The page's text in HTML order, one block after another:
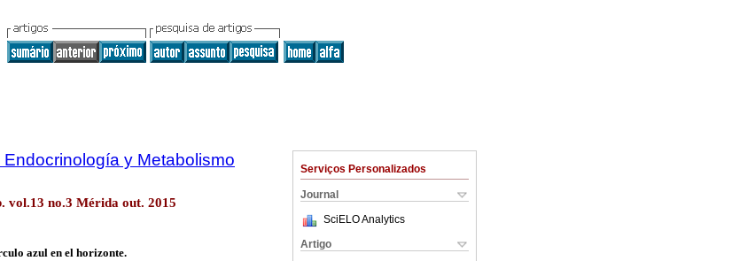
Serviços Personalizados
Journal
SciELO Analytics
Artigo
y Metabolismo
vol.13 no.3 Mérida out. 2015
azul en el horizonte.